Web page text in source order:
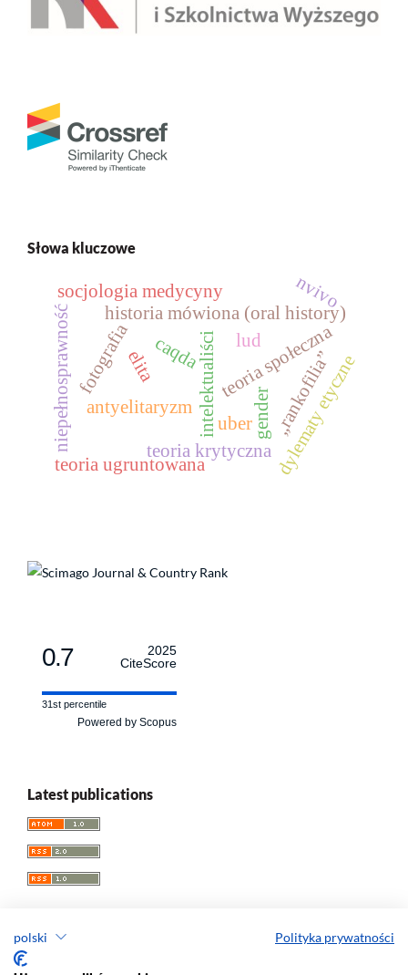
polski Polityka prywatności
Słowa kluczowe
antyelitaryzm
elita intelektualiści lud
teoria krytyczna
historia mówiona (oral history)
dylematy etyczne
uber
teoria ugruntowana
socjologia medycyny
niepełnosprawność teoria społeczna
fotografia
gender„rankofilia”
caqda
nvivo
0.7
2025
CiteScore
31st percentile
Powered by Scopus
Latest publications
Przegląd Socjologii Jakościowej